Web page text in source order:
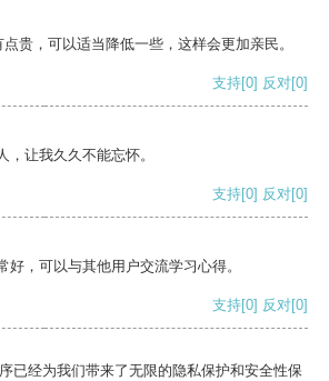
贵，可以适当降低一些，这样会更加亲民。
支持[0] 反对[0]
让我久久不能忘怀。
支持[0] 反对[0]
好，可以与其他用户交流学习心得。
支持[0] 反对[0]
已经为我们带来了无限的隐私保护和安全性保